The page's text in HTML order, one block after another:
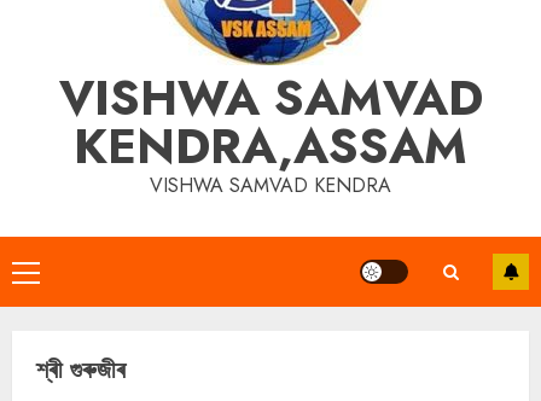
VISHWA SAMVAD
KENDRA,ASSAM
VISHWA SAMVAD KENDRA
Primary
Menu
শ্ৰী গুৰুজীৰ